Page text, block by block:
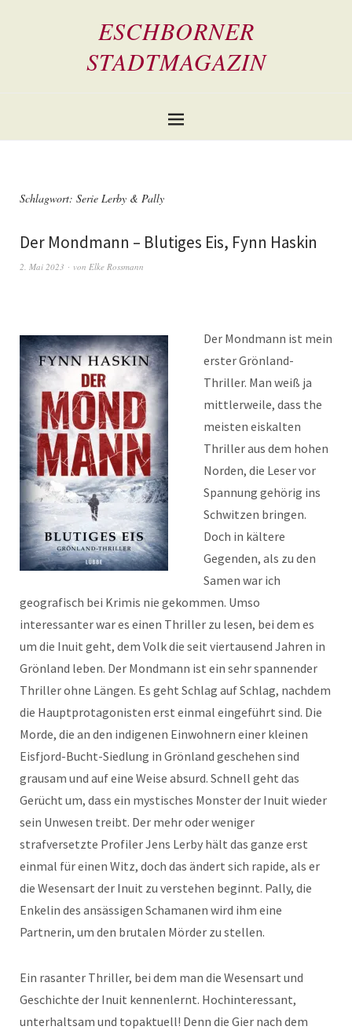
ESCHBORNER
STADTMAGAZIN
Schlagwort: Serie Lerby & Pally
Der Mondmann – Blutiges Eis, Fynn Haskin
2. Mai 2023 von Elke Rossmann
Der Mondmann ist mein
erster Grönland-
Thriller. Man weiß ja
mittlerweile, dass the
meisten eiskalten
Thriller aus dem hohen
Norden, die Leser vor
Spannung gehörig ins
Schwitzen bringen.
Doch in kältere
Gegenden, als zu den
Samen war ich
geografisch bei Krimis nie gekommen. Umso
interessanter war es einen Thriller zu lesen, bei dem es
um die Inuit geht, dem Volk die seit viertausend Jahren in
Grönland leben. Der Mondmann ist ein sehr spannender
Thriller ohne Längen. Es geht Schlag auf Schlag, nachdem
die Hauptprotagonisten erst einmal eingeführt sind. Die
Morde, die an den indigenen Einwohnern einer kleinen
Eisfjord-Bucht-Siedlung in Grönland geschehen sind
grausam und auf eine Weise absurd. Schnell geht das
Gerücht um, dass ein mystisches Monster der Inuit wieder
sein Unwesen treibt. Der mehr oder weniger
strafversetzte Profiler Jens Lerby hält das ganze erst
einmal für einen Witz, doch das ändert sich rapide, als er
die Wesensart der Inuit zu verstehen beginnt. Pally, die
Enkelin des ansässigen Schamanen wird ihm eine
Partnerin, um den brutalen Mörder zu stellen.
Ein rasanter Thriller, bei dem man die Wesensart und
Geschichte der Inuit kennenlernt. Hochinteressant,
unterhaltsam und topaktuell! Denn die Gier nach dem